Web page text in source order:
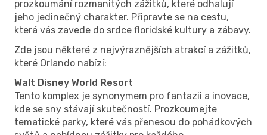
prozkoumání rozmanitých zážitků, které odhalují
jeho jedinečný charakter. Připravte se na cestu,
která vás zavede do srdce floridské kultury a zábavy.
Zde jsou některé z nejvýraznějších atrakcí a zážitků,
které Orlando nabízí:
Walt Disney World Resort
Tento komplex je synonymem pro fantazii a inovace,
kde se sny stávají skutečností. Prozkoumejte
tematické parky, které vás přenesou do pohádkových